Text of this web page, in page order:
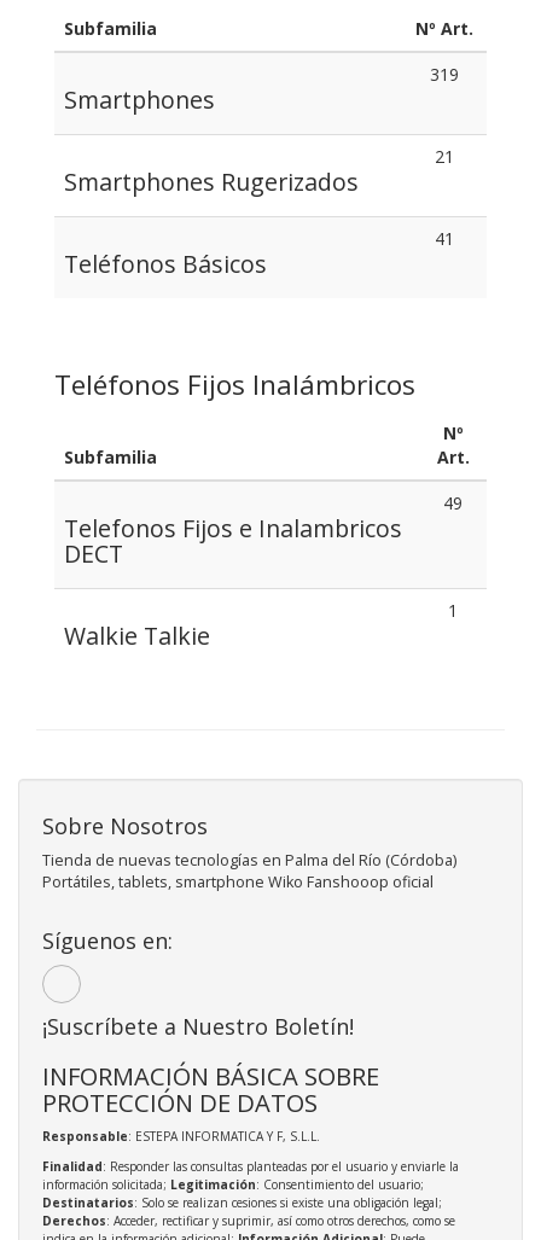
Subfamilia Nº Art.
Smartphones
319
Smartphones Rugerizados
21
Teléfonos Básicos
41
Teléfonos Fijos Inalámbricos
Subfamilia
Nº
Art.
Telefonos Fijos e Inalambricos
DECT
49
Walkie Talkie
1
Sobre Nosotros
Tienda de nuevas tecnologías en Palma del Río (Córdoba)
Portátiles, tablets, smartphone Wiko Fanshooop oficial
Síguenos en:
¡Suscríbete a Nuestro Boletín!
INFORMACIÓN BÁSICA SOBRE
PROTECCIÓN DE DATOS
Responsable: ESTEPA INFORMATICA Y F, S.L.L.
Finalidad: Responder las consultas planteadas por el usuario y enviarle la
información solicitada; Legitimación: Consentimiento del usuario;
Destinatarios: Solo se realizan cesiones si existe una obligación legal;
Derechos: Acceder, rectificar y suprimir, así como otros derechos, como se